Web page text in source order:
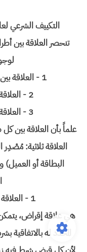
التكييف الشرعي
تنحصر العلاقة بين
1 - العلاقة بين مصدر البطاقة وحامل البطاقة.
2 - العلاقة بين مصدر البطاقة والتاجر.
3 - العلاقة بين حامل البطاقة والتاجر.
علماً بأن العلاقة بين
العلاقة ثلاثية:
البطاقة أو العميل)
1 - العلاقة بين مصدر البطاقة وحاملها:
هي علاقة إقراض،
المحدد له بالاتفاقية